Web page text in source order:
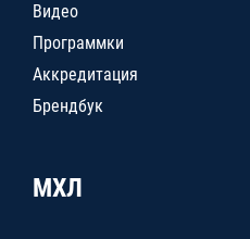
Видео
Программки
Аккредитация
Брендбук
МХЛ